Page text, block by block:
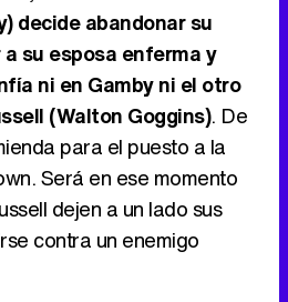
Tráiler de la tercera temporada de 'The Walking Dead: Dead City' de AMC+
decide abandonar su
su esposa enferma y
ni en Gamby ni el otro
(Walton Goggins). De
para el puesto a la
Será en ese momento
dejen a un lado sus
contra un enemigo